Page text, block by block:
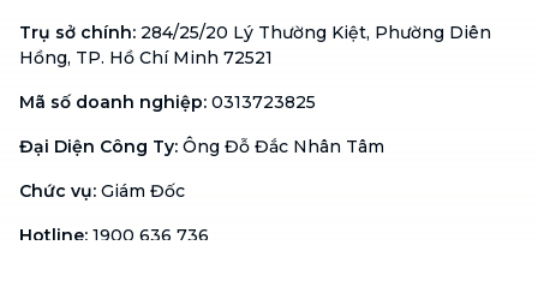
Trụ sở chính: 284/25/20 Lý Thường Kiệt, Phường Diên
Hồng, TP. Hồ Chí Minh 72521
Mã số doanh nghiệp: 0313723825
Đại Diện Công Ty: Ông Đỗ Đắc Nhân Tâm
Chức vụ: Giám Đốc
Hotline: 1900 636 736